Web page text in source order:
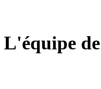
L'équipe